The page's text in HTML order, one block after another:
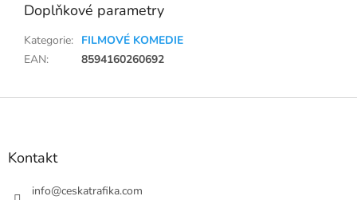
Doplňkové parametry
Kategorie: FILMOVÉ KOMEDIE
EAN: 8594160260692
Z
Kontakt
info@ceskatrafika.com